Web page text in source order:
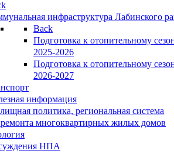
инфраструктура Лабинского
Back
Подготовка к отопительному
2025-2026
Подготовка к отопительному
2026-2027
информация
политика, региональная система
многоквартирных жилых домов
НПА